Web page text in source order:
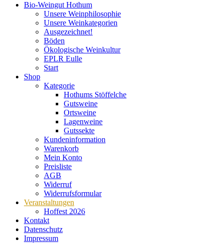
Bio-Weingut Hothum
Unsere Weinphilosophie
Unsere Weinkategorien
Ausgezeichnet!
Böden
Ökologische Weinkultur
EPLR Eulle
Start
Shop
Kategorie
Hothums Stöffelche
Gutsweine
Ortsweine
Lagenweine
Gutssekte
Kundeninformation
Warenkorb
Mein Konto
Preisliste
AGB
Widerruf
Widerrufsformular
Veranstaltungen
Hoffest 2026
Kontakt
Datenschutz
Impressum